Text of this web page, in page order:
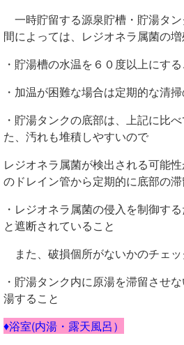
一時貯留する源泉貯槽・貯湯タ
間によっては、レジオネラ属菌の増
・貯湯槽の水温を６０度以上にする
・加温が困難な場合は定期的な清
・貯湯タンクの底部は、上記に比
た、汚れも堆積しやすいので
レジオネラ属菌が検出される可能
のドレイン管から定期的に底部の
・レジオネラ属菌の侵入を制御す
と遮断されていること
また、破損個所がないかのチェッ
・貯湯タンク内に原湯を滞留させ
湯すること
♦浴室(内湯・露天風呂）